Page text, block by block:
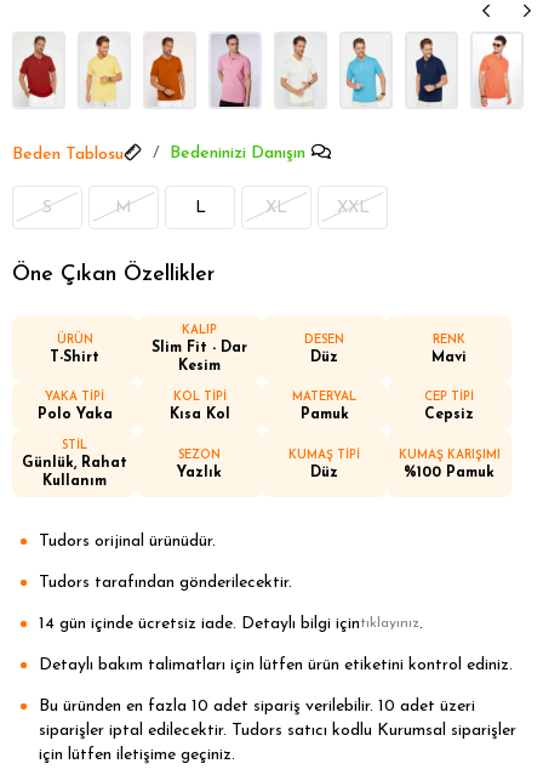
Beden Tablosu Bedeninizi Danışın
S M L XL XXL
Öne Çıkan Özellikler
ÜRÜN
T-Shirt
KALIP
Slim Fit - Dar
Kesim
DESEN
Düz
RENK
Mavi
YAKA TİPİ
Polo Yaka
KOL TİPİ
Kısa Kol
MATERYAL
Pamuk
CEP TİPİ
Cepsiz
STİL
Günlük, Rahat
Kullanım
SEZON
Yazlık
KUMAŞ TİPİ
Düz
KUMAŞ KARIŞIMI
%100 Pamuk
Tudors orijinal ürünüdür.
Tudors tarafından gönderilecektir.
14 gün içinde ücretsiz iade. Detaylı bilgi içintıklayınız.
Detaylı bakım talimatları için lütfen ürün etiketini kontrol ediniz.
Bu üründen en fazla 10 adet sipariş verilebilir. 10 adet üzeri
siparişler iptal edilecektir. Tudors satıcı kodlu Kurumsal siparişler
için lütfen iletişime geçiniz.